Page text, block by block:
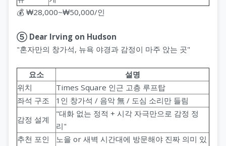
💰 ₩28,000~₩50,000/인
⑤ Dear Irving on Hudson
"혼자만의 창가석, 뉴욕 야경과 감정이 마주 앉는 곳"
요소
설명
위치
Times Square 인근 고층 루프탑
좌석 구조
1인 창가석 / 음악 無 / 도심 소리만 들림
감정 설계
"대화 없는 정적 + 시각 자극만으로 감정 정
리"
추천 포인
노을 or 새벽 시간대에 방문해야 진짜 의미 있